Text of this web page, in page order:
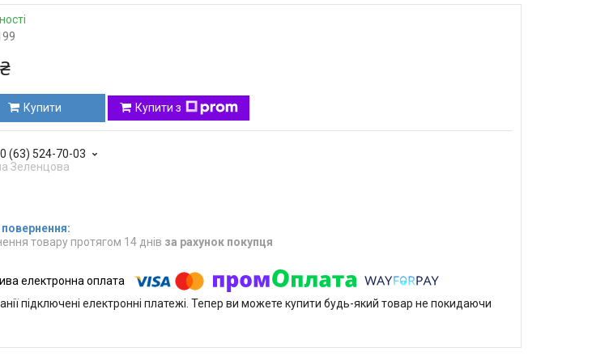
Купити Купити з
(63) 524-70-03
Зеленцова
товару протягом 14 днів за рахунок покупця
підключені електронні платежі. Тепер ви можете купити будь-який товар не покидаючи